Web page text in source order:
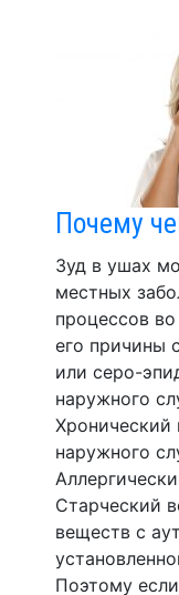
Почему
Зуд в ушах
местных
процессов
его причины
или серо-
наружного
Хронический
наружного
Старческий
веществ с
Поэтому